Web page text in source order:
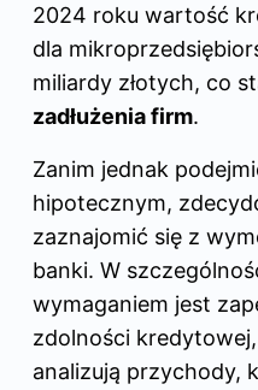
2024 roku wartość
dla
miliardy złotych, co
zadłużenia firm.
Zanim jednak
hipotecznym,
zaznajomić się z
banki. W
wymaganiem jest
zdolności
analizują przychody,